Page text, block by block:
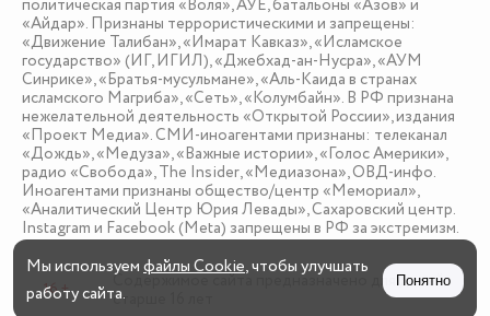
политическая партия «Воля», АУЕ, батальоны «Азов» и
«Айдар». Признаны террористическими и запрещены:
«Движение Талибан», «Имарат Кавказ», «Исламское
государство» (ИГ, ИГИЛ), «Джебхад-ан-Нусра», «АУМ
Синрике», «Братья-мусульмане», «Аль-Каида в странах
исламского Магриба», «Сеть», «Колумбайн». В РФ признана
нежелательной деятельность «Открытой России», издания
«Проект Медиа». СМИ-иноагентами признаны: телеканал
«Дождь», «Медуза», «Важные истории», «Голос Америки»,
радио «Свобода», The Insider, «Медиазона», ОВД-инфо.
Иноагентами признаны общество/центр «Мемориал»,
«Аналитический Центр Юрия Левады», Сахаровский центр.
Instagram и Facebook (Metа) запрещены в РФ за экстремизм.
16 +
Содержимое сайта предназначено для детей
старше 16 лет
Мы используемфайлы Cookie, чтобы улучшать
работу сайта.
Понятно